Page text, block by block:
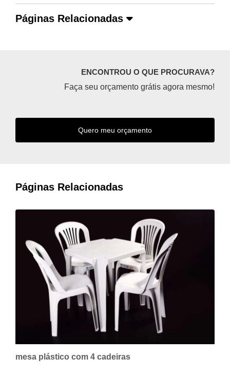
Páginas Relacionadas
ENCONTROU O QUE PROCURAVA?
Faça seu orçamento grátis agora mesmo!
Quero meu orçamento
Páginas Relacionadas
mesa plástico com 4 cadeiras